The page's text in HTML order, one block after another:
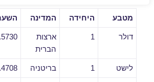
מטבע היחידה המדינה
דולר 1
ארצות
הברית
לישט 1 בריטניה